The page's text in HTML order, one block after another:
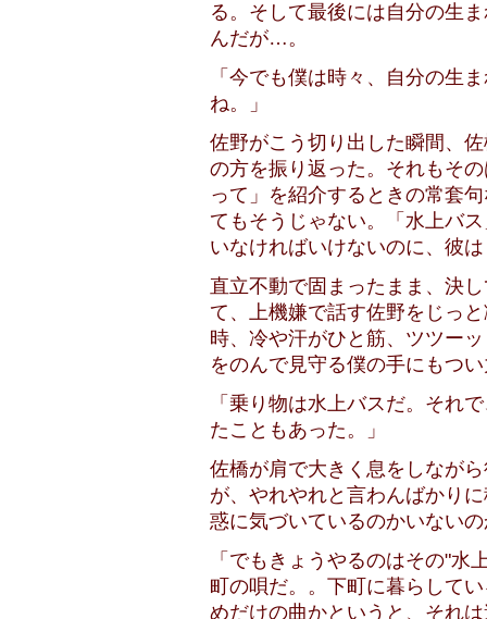
る。そして最後には自分の生
んだが…。
「今でも僕は時々、自分の生
ね。」
佐野がこう切り出した瞬間、
の方を振り返った。それもそ
って」を紹介するときの常套
てもそうじゃない。「水上バ
いなければいけないのに、彼
直立不動で固まったまま、決
て、上機嫌で話す佐野をじっ
時、冷や汗がひと筋、ツツー
をのんで見守る僕の手にもつ
「乗り物は水上バスだ。それ
たこともあった。」
佐橋が肩で大きく息をしなが
が、やれやれと言わんばかり
惑に気づいているのかいない
「でもきょうやるのはその"水
町の唄だ。。下町に暮らして
めだけの曲かというと、それ